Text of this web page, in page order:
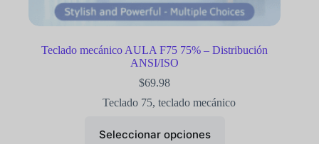
Teclado mecánico AULA F75 75% – Distribución
ANSI/ISO
$69.98
Teclado 75, teclado mecánico
Seleccionar opciones